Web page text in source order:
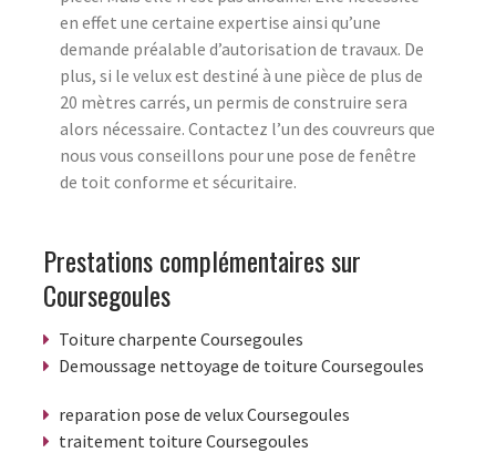
en effet une certaine expertise ainsi qu’une
demande préalable d’autorisation de travaux. De
plus, si le velux est destiné à une pièce de plus de
20 mètres carrés, un permis de construire sera
alors nécessaire. Contactez l’un des couvreurs que
nous vous conseillons pour une pose de fenêtre
de toit conforme et sécuritaire.
Prestations complémentaires sur
Coursegoules
Toiture charpente Coursegoules
Demoussage nettoyage de toiture Coursegoules
reparation pose de velux Coursegoules
traitement toiture Coursegoules